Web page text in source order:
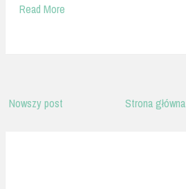
Read More
Nowszy post Strona główna